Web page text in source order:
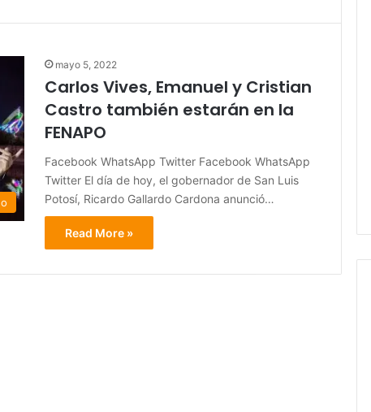
mayo 5, 2022
Carlos Vives, Emanuel y Cristian
Castro también estarán en la
FENAPO
Facebook WhatsApp Twitter Facebook WhatsApp
Twitter El día de hoy, el gobernador de San Luis
Potosí, Ricardo Gallardo Cardona anunció…
Read More »